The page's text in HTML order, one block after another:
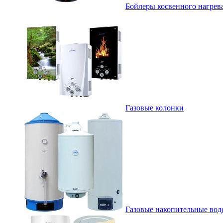
Бойлеры косвенного
Газовые колонки
Газовые накопительные